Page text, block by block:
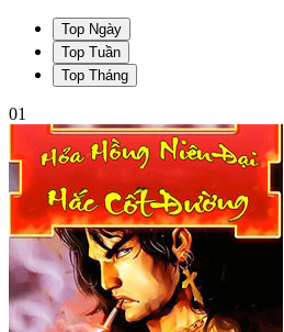
Top Ngày
Top Tuần
Top Tháng
01